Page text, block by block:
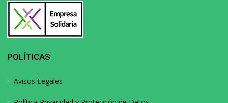
POLÍTICAS
Avisos Legales